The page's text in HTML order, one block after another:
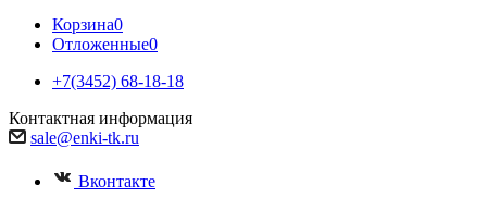
Корзина0
Отложенные0
+7(3452) 68-18-18
Контактная информация
sale@enki-tk.ru
Вконтакте